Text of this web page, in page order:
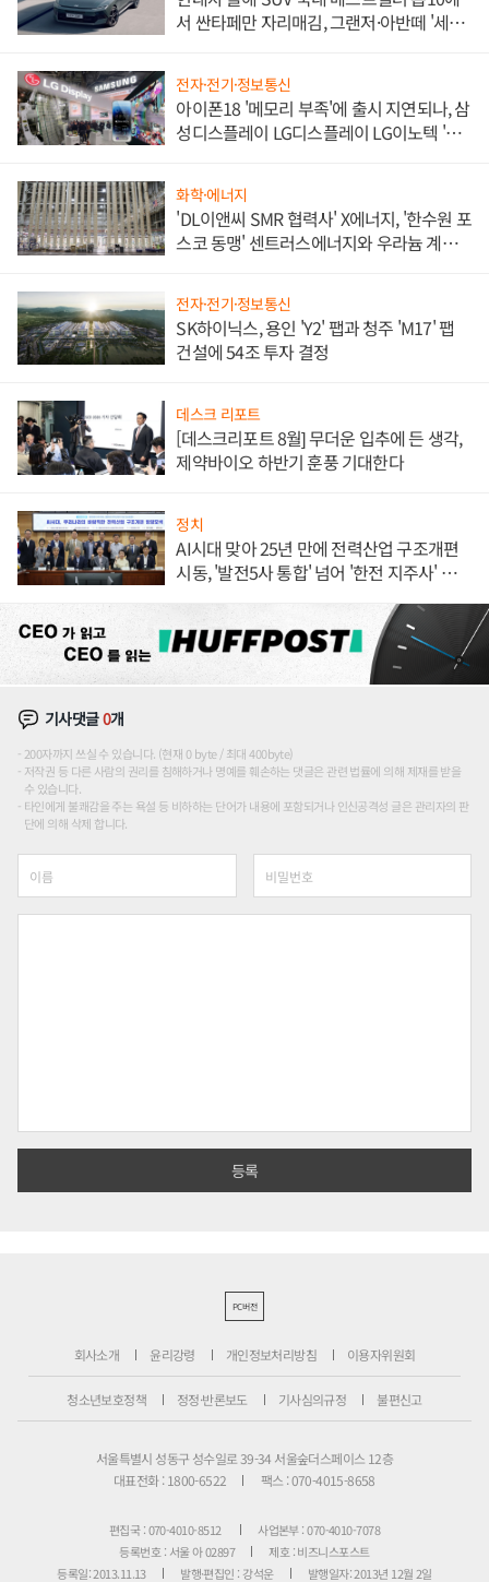
서 싼타페만 자리매김, 그랜저·아반떼 '세단
전자·전기·정보통신
아이폰18 '메모리 부족'에 출시 지연되나, 삼
성디스플레이 LG디스플레이 LG이노텍 '탈
화학·에너지
'DL이앤씨 SMR 협력사' X에너지, '한수원 포
스코 동맹' 센트러스에너지와 우라늄 계약
전자·전기·정보통신
SK하이닉스, 용인 'Y2' 팹과 청주 'M17' 팹
건설에 54조 투자 결정
데스크 리포트
[데스크리포트 8월] 무더운 입추에 든 생각,
제약바이오 하반기 훈풍 기대한다
정치
AI시대 맞아 25년 만에 전력산업 구조개편
시동, '발전5사 통합' 넘어 '한전 지주사' 재편
기사댓글0개
200자까지 쓰실 수 있습니다. (현재 0 byte / 최대 400byte)
저작권 등 다른 사람의 권리를 침해하거나 명예를 훼손하는 댓글은 관련 법률에 의해 제재를 받을
수 있습니다.
타인에게 불쾌감을 주는 욕설 등 비하하는 단어가 내용에 포함되거나 인신공격성 글은 관리자의 판
단에 의해 삭제 합니다.
PC버전
회사소개 윤리강령 개인정보처리방침 이용자위원회
청소년보호정책 정정·반론보도 기사심의규정 불편신고
서울특별시 성동구 성수일로 39-34 서울숲더스페이스 12층
대표전화 : 1800-6522
팩스 : 070-4015-8658
편집국 : 070-4010-8512
사업본부 : 070-4010-7078
등록번호 : 서울 아 02897
제호 : 비즈니스포스트
등록일: 2013.11.13
발행·편집인 : 강석운 발행일자: 2013년 12월 2일